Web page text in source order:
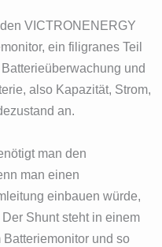
VICTRONENERGY
ein filigranes Teil
und
also Kapazität, Strom,
an.
man den
man einen
einbauen würde,
Shunt steht in einem
und so